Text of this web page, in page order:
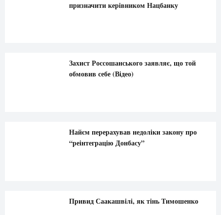
призначити керівником Нацбанку
Захист Россошанського заявляє, що той
обмовив себе (Відео)
Найєм перерахував недоліки закону про
“реінтеграцію Донбасу”
Привид Саакашвілі, як тінь Тимошенко